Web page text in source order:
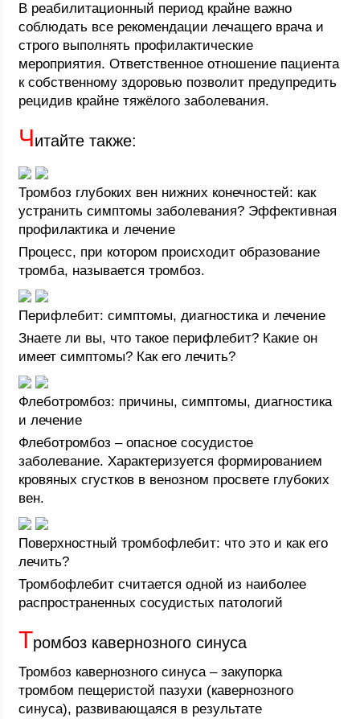
В реабилитационный период крайне важно
соблюдать все рекомендации лечащего врача и
строго выполнять профилактические
мероприятия. Ответственное отношение пациента
к собственному здоровью позволит предупредить
рецидив крайне тяжёлого заболевания.
Читайте также:
Тромбоз глубоких вен нижних конечностей: как
устранить симптомы заболевания? Эффективная
профилактика и лечение
Процесс, при котором происходит образование
тромба, называется тромбоз.
Перифлебит: симптомы, диагностика и лечение
Знаете ли вы, что такое перифлебит? Какие он
имеет симптомы? Как его лечить?
Флеботромбоз: причины, симптомы, диагностика
и лечение
Флеботромбоз – опасное сосудистое
заболевание. Характеризуется формированием
кровяных сгустков в венозном просвете глубоких
вен.
Поверхностный тромбофлебит: что это и как его
лечить?
Тромбофлебит считается одной из наиболее
распространенных сосудистых патологий
Тромбоз кавернозного синуса
Тромбоз кавернозного синуса – закупорка
тромбом пещеристой пазухи (кавернозного
синуса), развивающаяся в результате